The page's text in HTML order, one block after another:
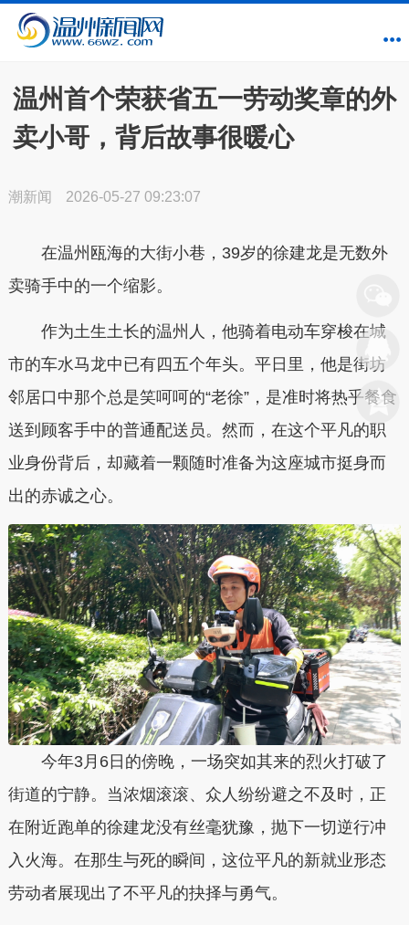
温州首个荣获省五一劳动奖章的外
卖小哥，背后故事很暖心
潮新闻 2026-05-27 09:23:07
在温州瓯海的大街小巷，39岁的徐建龙是无数外
卖骑手中的一个缩影。
作为土生土长的温州人，他骑着电动车穿梭在城
市的车水马龙中已有四五个年头。平日里，他是街坊
邻居口中那个总是笑呵呵的“老徐”，是准时将热乎餐食
送到顾客手中的普通配送员。然而，在这个平凡的职
业身份背后，却藏着一颗随时准备为这座城市挺身而
出的赤诚之心。
今年3月6日的傍晚，一场突如其来的烈火打破了
街道的宁静。当浓烟滚滚、众人纷纷避之不及时，正
在附近跑单的徐建龙没有丝毫犹豫，抛下一切逆行冲
入火海。在那生与死的瞬间，这位平凡的新就业形态
劳动者展现出了不平凡的抉择与勇气。